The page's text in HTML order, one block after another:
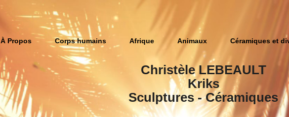
À Propos Corps humains Afrique Animaux Céramiques et
Christèle LEBEAULT
Kriks
Sculptures​ - Céramiques